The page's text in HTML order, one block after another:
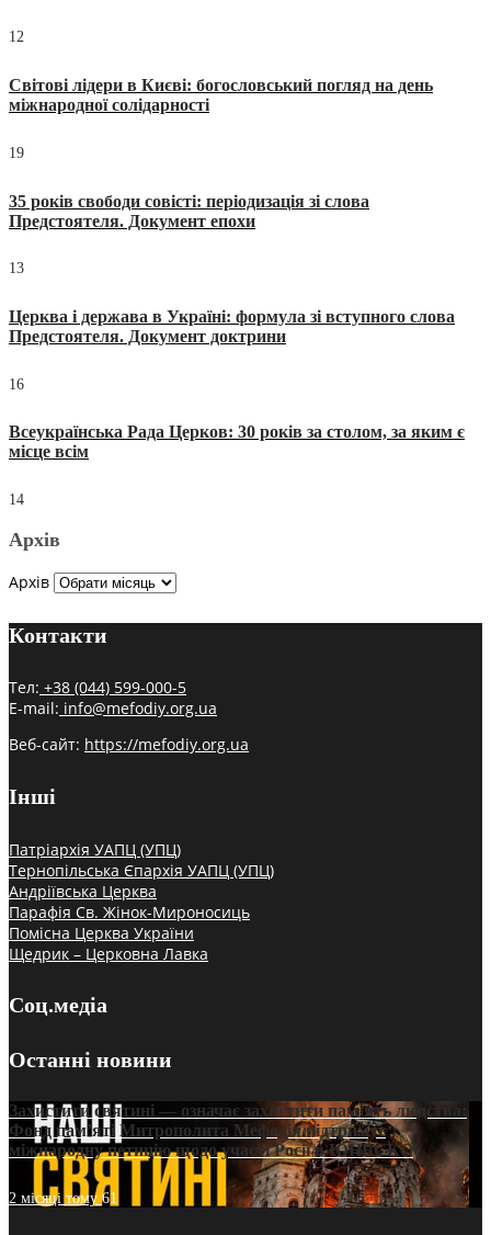
12
Світові лідери в Києві: богословський погляд на день
міжнародної солідарності
19
35 років свободи совісті: періодизація зі слова
Предстоятеля. Документ епохи
13
Церква і держава в Україні: формула зі вступного слова
Предстоятеля. Документ доктрини
16
Всеукраїнська Рада Церков: 30 років за столом, за яким є
місце всім
14
Архів
Архів
Контакти
Тел: +38 (044) 599-000-5
E-mail: info@mefodiy.org.ua
Веб-сайт: https://mefodiy.org.ua
Інші
Патріархія УАПЦ (УПЦ)
Тернопільська Єпархія УАПЦ (УПЦ)
Андріївська Церква
Парафія Св. Жінок-Мироносиць
Помісна Церква України
Щедрик – Церковна Лавка
Соц.медіа
Останні новини
Захистити святині — означає захистити пам’ять людства:
Фонд пам’яті Митрополита Мефодія підтримує
міжнародну петицію щодо участі Росії в ЮНЕСКО
2 місяці тому61